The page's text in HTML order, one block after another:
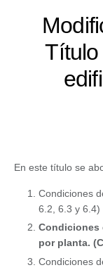
En este título se
Condiciones
6.2, 6.3 y 6.4)
Condiciones
por planta.
Condiciones